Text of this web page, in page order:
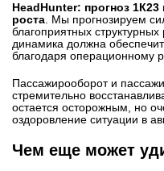
HeadHunter: прогноз
роста . Мы прогнозируем
благоприятных
динамика должна
благодаря операционному
Пассажирооборот и
стремительно
остается осторожным, но
оздоровление ситуации в
Чем еще может